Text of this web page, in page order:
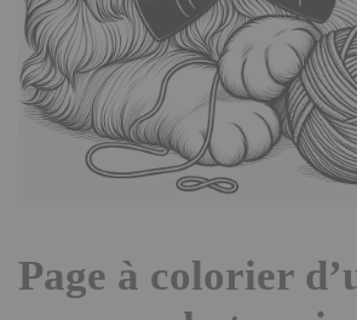
Page à colorier